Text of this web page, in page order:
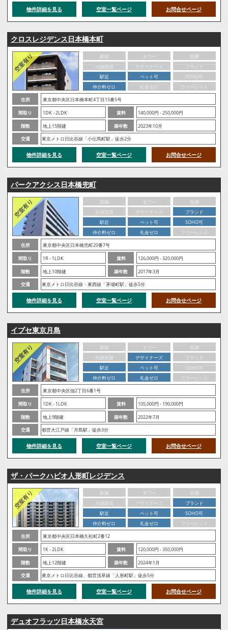
物件詳細を見る 空室一覧ページ お問合せページ
クロスレジデンス日本橋本町
新築 タワー
低層
分譲賃貸
デザイナーズ
ブランド
駅近
ペット可
SOHO可
仲介料ゼロ
礼金ゼロ
フリーレント
住所
東京都中央区日本橋本町4丁目15番5号
間取り
1DK - 2LDK 賃料
140,000円 - 250,000円
階数
地上15階建 築年数
2023年10月
交通
東京メトロ日比谷線「小伝馬町駅」徒歩2分
物件詳細を見る 空室一覧ページ お問合せページ
パークアクシス日本橋兜町
新築 タワー
低層
分譲賃貸
デザイナーズ
ブランド
駅近
ペット可
SOHO可
仲介料ゼロ
礼金ゼロ
フリーレント
住所
東京都中央区日本橋兜町20番7号
間取り
1R - 1LDK 賃料
126,000円 - 320,000円
階数
地上10階建 築年数
2017年3月
交通
東京メトロ日比谷線・東西線「茅場町駅」徒歩5分
物件詳細を見る 空室一覧ページ お問合せページ
イプセ東京月島
新築 タワー
低層
分譲賃貸
デザイナーズ
ブランド
駅近
ペット可
SOHO可
仲介料ゼロ
礼金ゼロ
フリーレント
住所
東京都中央区佃2丁目6番1号
間取り
1DK - 1LDK 賃料
105,000円 - 190,000円
階数
地上9階建 築年数
2022年7月
交通
都営大江戸線「月島駅」徒歩3分
物件詳細を見る 空室一覧ページ お問合せページ
ザ・パークハビオ人形町レジデンス
新築 タワー
低層
分譲賃貸
デザイナーズ
ブランド
駅近
ペット可
SOHO可
仲介料ゼロ
礼金ゼロ
フリーレント
住所
東京都中央区日本橋久松町2番12
間取り
1K - 2LDK 賃料
120,000円 - 350,000円
階数
地上12階建 築年数
2024年1月
交通
東京メトロ日比谷線、都営浅草線「人形町駅」徒歩5分
物件詳細を見る 空室一覧ページ お問合せページ
デュオフラッツ日本橋水天宮